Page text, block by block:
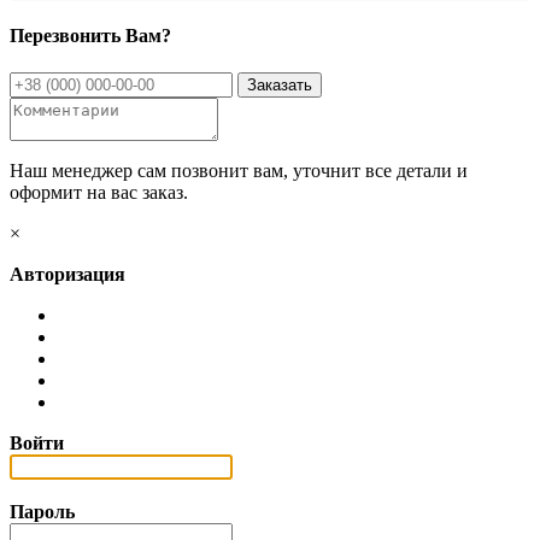
Перезвонить Вам?
Наш менеджер сам позвонит вам, уточнит все детали и
оформит на вас заказ.
×
Авторизация
Войти
Пароль